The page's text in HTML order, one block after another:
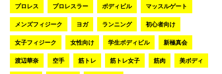
プロレス プロレスラー ボディビル マッスルゲート
メンズフィジーク ヨガ ランニング 初心者向け
女子フィジーク 女性向け 学生ボディビル 新極真会
渡辺華奈 空手 筋トレ 筋トレ女子 筋肉 美ボディ